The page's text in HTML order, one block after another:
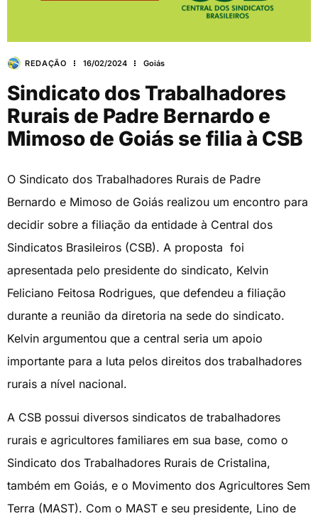
REDAÇÃO 16/02/2024 Goiás
Sindicato dos Trabalhadores
Rurais de Padre Bernardo e
Mimoso de Goiás se filia à CSB
O Sindicato dos Trabalhadores Rurais de Padre
Bernardo e Mimoso de Goiás realizou um encontro para
decidir sobre a filiação da entidade à Central dos
Sindicatos Brasileiros (CSB). A proposta foi
apresentada pelo presidente do sindicato, Kelvin
Feliciano Feitosa Rodrigues, que defendeu a filiação
durante a reunião da diretoria na sede do sindicato.
Kelvin argumentou que a central seria um apoio
importante para a luta pelos direitos dos trabalhadores
rurais a nível nacional.
A CSB possui diversos sindicatos de trabalhadores
rurais e agricultores familiares em sua base, como o
Sindicato dos Trabalhadores Rurais de Cristalina,
também em Goiás, e o Movimento dos Agricultores Sem
Terra (MAST). Com o MAST e seu presidente, Lino de